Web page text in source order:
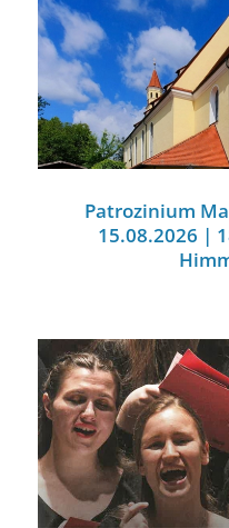
Patrozinium
15.08.2026 |